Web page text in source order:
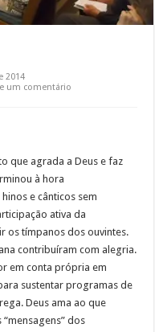
2014
um comentário
que agrada a Deus e faz
à hora
e cânticos sem
ativa da
os tímpanos dos ouvintes.
contribuíram com alegria.
em conta própria em
sustentar programas de
Deus ama ao que
dos